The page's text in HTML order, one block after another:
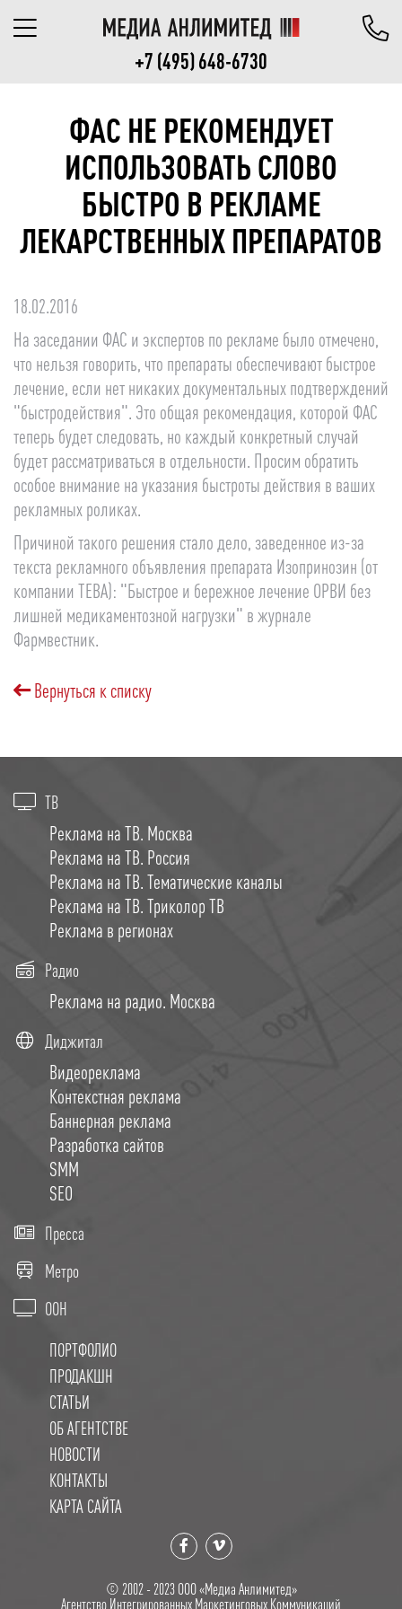
+7 (495) 648-6730
ФАС НЕ РЕКОМЕНДУЕТ
ИСПОЛЬЗОВАТЬ СЛОВО
БЫСТРО В РЕКЛАМЕ
ЛЕКАРСТВЕННЫХ ПРЕПАРАТОВ
18.02.2016
На заседании ФАС и экспертов по рекламе было отмечено,
что нельзя говорить, что препараты обеспечивают быстрое
лечение, если нет никаких документальных подтверждений
"быстродействия". Это общая рекомендация, которой ФАС
теперь будет следовать, но каждый конкретный случай
будет рассматриваться в отдельности. Просим обратить
особое внимание на указания быстроты действия в ваших
рекламных роликах.
Причиной такого решения стало дело, заведенное из-за
текста рекламного объявления препарата Изопринозин (от
компании ТЕВА): "Быстрое и бережное лечение ОРВИ без
лишней медикаментозной нагрузки" в журнале
Фармвестник.
Вернуться к списку
ТВ
Реклама на ТВ. Москва
Реклама на ТВ. Россия
Реклама на ТВ. Тематические каналы
Реклама на ТВ. Триколор ТВ
Реклама в регионах
Радио
Реклама на радио. Москва
Диджитал
Видеореклама
Контекстная реклама
Баннерная реклама
Разработка сайтов
SMM
SEO
Пресса
Метро
OOH
ПОРТФОЛИО
ПРОДАКШН
СТАТЬИ
ОБ АГЕНТСТВЕ
НОВОСТИ
КОНТАКТЫ
КАРТА САЙТА
© 2002 - 2023 OOO «Медиа Анлимитед»
Агентство Интегрированных Маркетинговых Коммуникаций